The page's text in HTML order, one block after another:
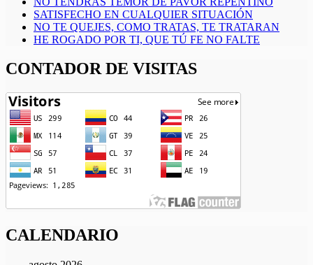
SATISFECHO EN CUALQUIER SITUACIÓN
NO TE QUEJES, COMO TRATAS, TE TRATARAN
HE ROGADO POR TI, QUE TÚ FE NO FALTE
CONTADOR DE VISITAS
CALENDARIO